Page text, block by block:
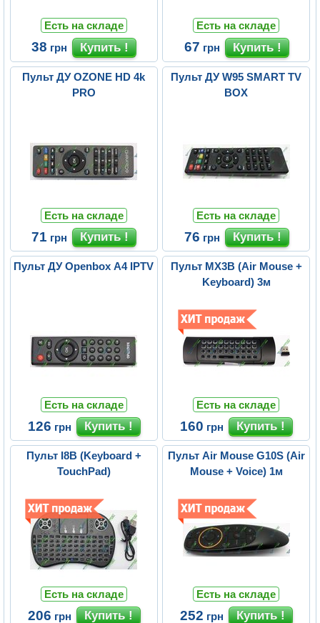
Есть на складе
38 грн
Есть на складе
67 грн
Пульт ДУ OZONE HD 4k
PRO
Есть на складе
71 грн
Пульт ДУ W95 SMART TV
BOX
Есть на складе
76 грн
Пульт ДУ Openbox A4 IPTV
Есть на складе
126 грн
Пульт MX3B (Air Mouse +
Keyboard) 3м
Есть на складе
160 грн
Пульт I8B (Keyboard +
TouchPad)
Есть на складе
206 грн
Пульт Air Mouse G10S (Air
Mouse + Voice) 1м
Есть на складе
252 грн